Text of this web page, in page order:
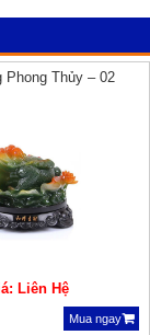
Phong Thủy – 02
Liên Hệ
Mua ngay